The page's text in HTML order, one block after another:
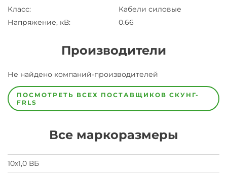
Класс:
Кабели силовые
Напряжение, кВ: 0.66
Производители
ЗаводЗавод-
предпочел
скрыть
свои
Не найдено компаний-производителей
ПОСМОТРЕТЬ ВСЕХ ПОСТАВЩИКОВ СКУНГ-
FRLS
Все маркоразмеры
10х1,0 ВБ